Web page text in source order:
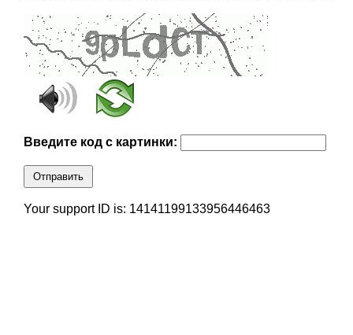
Введите код с картинки:
Отправить
Your support ID is: 14141199133956446463